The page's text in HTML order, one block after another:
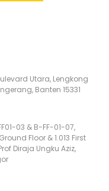
Utara, Lengkong
Banten 15331
03 & B-FF-01-07,
Floor & 1.013 First
Diraja Ungku Aziz,